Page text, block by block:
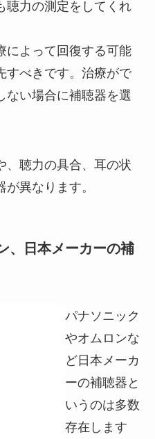
聴力の測定をしてくれ
によって回復する可能
すべきです。治療がで
ない場合に補聴器を選
、聴力の具合、耳の状
異なります。
、日本メーカーの補
パナソニック
やオムロンな
ど日本メーカ
ーの補聴器と
いうのは多数
存在します